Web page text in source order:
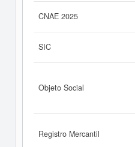
Si está interesado en
AARON
inmediatamente a este
DECORACION SL y
años de actividad, así
La última actualización
realizado
CNAE 2025
SIC
Objeto Social
Registro Mercantil